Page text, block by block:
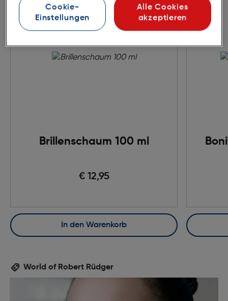
Brillenschaum 100 ml
€ 12,95
In den Warenkorb
World of Robert Rüdger
Cookie-
Einstellungen
Alle Cookies
akzeptieren